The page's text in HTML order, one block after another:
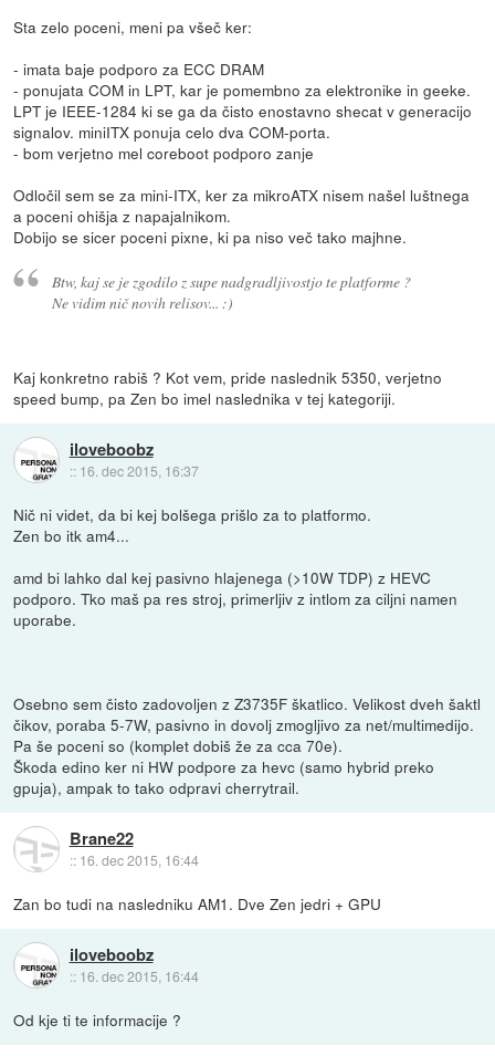
Sta zelo poceni, meni pa všeč ker:
- imata baje podporo za ECC DRAM
- ponujata COM in LPT, kar je pomembno za elektronike in geeke.
LPT je IEEE-1284 ki se ga da čisto enostavno shecat v generacijo
signalov. miniITX ponuja celo dva COM-porta.
- bom verjetno mel coreboot podporo zanje
Odločil sem se za mini-ITX, ker za mikroATX nisem našel luštnega
a poceni ohišja z napajalnikom.
Dobijo se sicer poceni pixne, ki pa niso več tako majhne.
Btw, kaj se je zgodilo z supe nadgradljivostjo te platforme ?
Ne vidim nič novih relisov... :)
Kaj konkretno rabiš ? Kot vem, pride naslednik 5350, verjetno
speed bump, pa Zen bo imel naslednika v tej kategoriji.
iloveboobz
:: 16. dec 2015, 16:37
Nič ni videt, da bi kej bolšega prišlo za to platformo.
Zen bo itk am4...
amd bi lahko dal kej pasivno hlajenega (>10W TDP) z HEVC
podporo. Tko maš pa res stroj, primerljiv z intlom za ciljni namen
uporabe.
Osebno sem čisto zadovoljen z Z3735F škatlico. Velikost dveh šaktl
čikov, poraba 5-7W, pasivno in dovolj zmogljivo za net/multimedijo.
Pa še poceni so (komplet dobiš že za cca 70e).
Škoda edino ker ni HW podpore za hevc (samo hybrid preko
gpuja), ampak to tako odpravi cherrytrail.
Brane22
:: 16. dec 2015, 16:44
Zan bo tudi na nasledniku AM1. Dve Zen jedri + GPU
iloveboobz
:: 16. dec 2015, 16:44
Od kje ti te informacije ?